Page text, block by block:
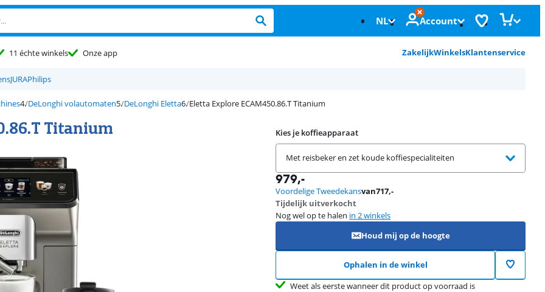
NL Account
11 échte winkels Onze app ZakelijkWinkelsKlantenservice
JURAPhilips
DeLonghi volautomaten DeLonghi Eletta Eletta Explore ECAM450.86.T Titanium
Titanium Kies je koffieapparaat
Met reisbeker en zet koude koffiespecialiteiten
979,-
Voordelige Tweedekansvan717,-
Tijdelijk uitverkocht
Nog wel op te halen in 2 winkels
Houd mij op de hoogte
Ophalen in de winkel
Weet als eerste wanneer dit product op voorraad is